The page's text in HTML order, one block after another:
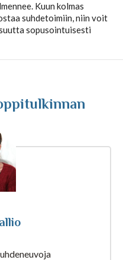
Kuun kolmas
suhdetoimiin, niin voit
sopusointuisesti